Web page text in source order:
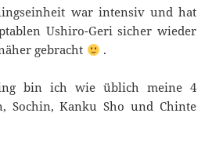
war intensiv und hat
Ushiro-Geri sicher wieder
gebracht
.
bin ich wie üblich meine 4
Sochin, Kanku Sho und Chinte